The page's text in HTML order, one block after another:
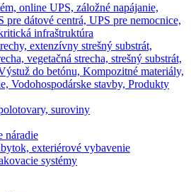
online UPS, záložné napájanie,
dátové centrá, UPS pre nemocnice,
infraštruktúra
extenzívny strešný substrát,
vegetačná strecha, strešný substrát,
do betónu, Kompozitné materiály,
Vodohospodárske stavby, Produkty
suroviny
náradie
exteriérové vybavenie
systémy